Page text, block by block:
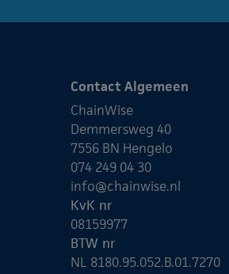
Contact Algemeen
ChainWise
Demmersweg 40
7556 BN Hengelo
074 249 04 30
info@chainwise.nl
KvK nr
08159977
BTW nr
NL 8180.95.052.B.01.7270